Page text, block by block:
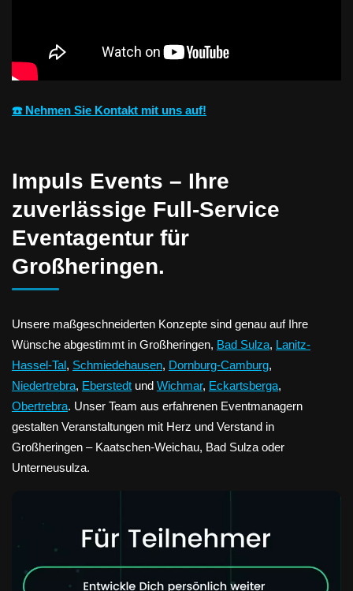
☎️ Nehmen Sie Kontakt mit uns auf!
Impuls Events – Ihre
zuverlässige Full-Service
Eventagentur für
Großheringen.
Unsere maßgeschneiderten Konzepte sind genau auf Ihre
Wünsche abgestimmt in Großheringen, Bad Sulza, Lanitz-
Hassel-Tal, Schmiedehausen, Dornburg-Camburg,
Niedertrebra, Eberstedt und Wichmar, Eckartsberga,
Obertrebra. Unser Team aus erfahrenen Eventmanagern
gestalten Veranstaltungen mit Herz und Verstand in
Großheringen – Kaatschen-Weichau, Bad Sulza oder
Unterneusulza.